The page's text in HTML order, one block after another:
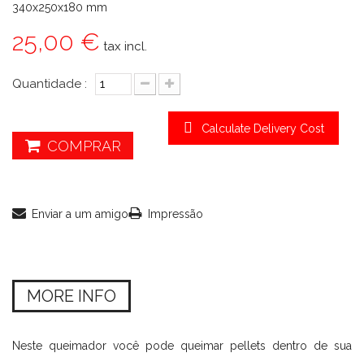
340x250x180 mm
25,00 € tax incl.
Quantidade :
Calculate Delivery Cost
COMPRAR
Enviar a um amigo Impressão
MORE INFO
Neste queimador você pode queimar pellets dentro de sua